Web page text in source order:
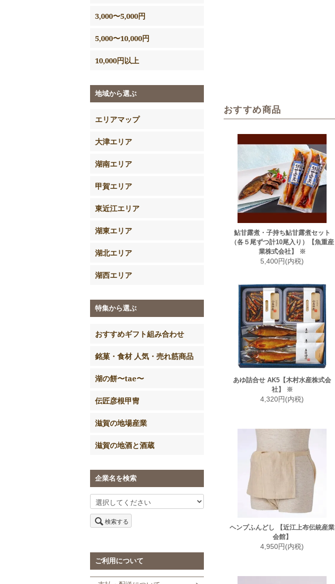
おすすめ商品
鮎甘露煮・子持ち鮎甘露煮セット
（各５尾ずつ計10尾入り）【魚重産
業株式会社】 ※
5,400円(内税)
あゆ詰合せ AK5【木村水産株式会
社】 ※
4,320円(内税)
ヘンプふんどし 【近江上布伝統産業
会館】
4,950円(内税)
3,000〜5,000円
5,000〜10,000円
10,000円以上
地域から選ぶ
エリアマップ
大津エリア
湖南エリア
甲賀エリア
東近江エリア
湖東エリア
湖北エリア
湖西エリア
特集から選ぶ
おすすめギフト組み合わせ
銘菓・食材 人気・売れ筋商品
湖の餅〜tae〜
伝匠彦根甲冑
滋賀の地場産業
滋賀の地酒と酒蔵
企業名を検索
検索する
ご利用について